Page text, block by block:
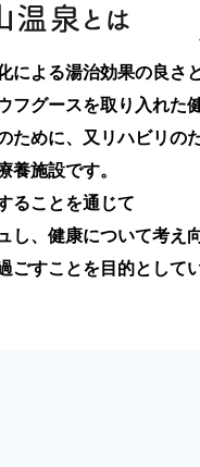
による湯治効果の良さ
フグースを取り入れた
ために、又リハビリの
養施設です。
ることを通じて
し、健康について考え
ごすことを目的として